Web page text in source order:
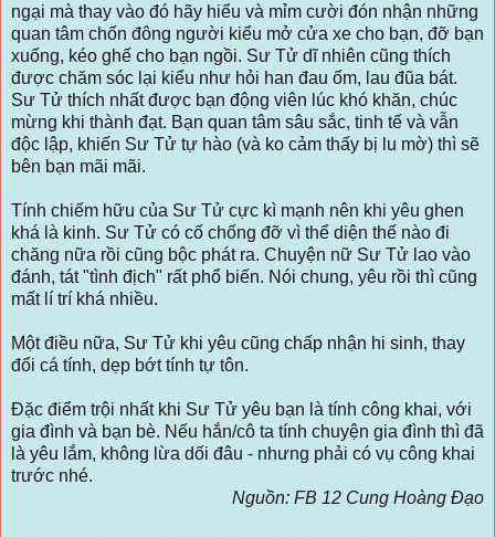
ngại mà thay vào đó hãy hiểu và mỉm cười đón nhận những
quan tâm chốn đông người kiểu mở cửa xe cho bạn, đỡ bạn
xuống, kéo ghế cho bạn ngồi. Sư Tử dĩ nhiên cũng thích
được chăm sóc lại kiểu như hỏi han đau ốm, lau đũa bát.
Sư Tử thích nhất được bạn động viên lúc khó khăn, chúc
mừng khi thành đạt. Bạn quan tâm sâu sắc, tinh tế và vẫn
độc lập, khiến Sư Tử tự hào (và ko cảm thấy bị lu mờ) thì sẽ
bên bạn mãi mãi.
Tính chiếm hữu của Sư Tử cực kì mạnh nên khi yêu ghen
khá là kinh. Sư Tử có cố chống đỡ vì thể diện thế nào đi
chăng nữa rồi cũng bộc phát ra. Chuyện nữ Sư Tử lao vào
đánh, tát "tình địch" rất phổ biến. Nói chung, yêu rồi thì cũng
mất lí trí khá nhiều.
Một điều nữa, Sư Tử khi yêu cũng chấp nhận hi sinh, thay
đổi cá tính, dẹp bớt tính tự tôn.
Đặc điểm trội nhất khi Sư Tử yêu bạn là tính công khai, với
gia đình và bạn bè. Nếu hắn/cô ta tính chuyện gia đình thì đã
là yêu lắm, không lừa dối đâu - nhưng phải có vụ công khai
trước nhé.
Nguồn: FB 12 Cung Hoàng Đạo